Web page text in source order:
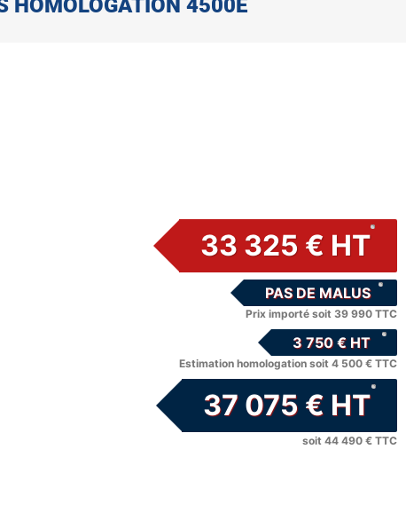
HOMOLOGATION 4500E
33 325 € HT
PAS DE MALUS
Prix importé soit 39 990 TTC
3 750 € HT
Estimation homologation soit 4 500 € TTC
37 075 € HT
soit 44 490 € TTC